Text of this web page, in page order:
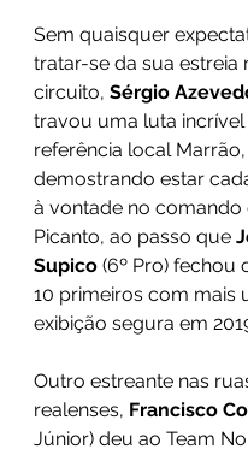
Sem quaisquer
tratar-se da sua estreia
circuito, Sérgio
travou uma luta
referência local Marrão,
demostrando estar
à vontade no comando
Picanto, ao passo que
Supico (6º Pro) fechou
10 primeiros com mais
exibição segura em
Outro estreante nas
realenses, Francisco
Júnior) deu ao Team